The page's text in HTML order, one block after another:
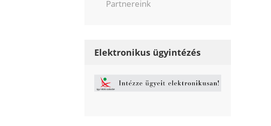
Partnereink
Elektronikus ügyintézés